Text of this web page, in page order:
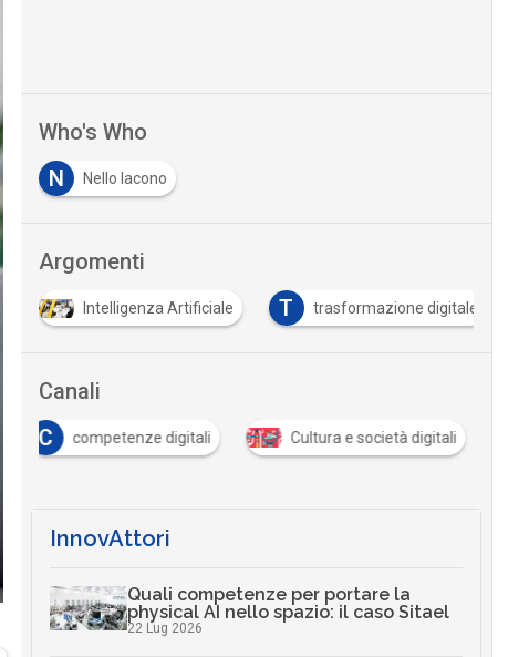
Who's Who
N
Nello Iacono
Argomenti
Intelligenza Artificiale T trasformazione digitale
Canali
C
competenze digitali Cultura e società digitali
InnovAttori
Quali competenze per portare la
physical AI nello spazio: il caso Sitael
22 Lug 2026